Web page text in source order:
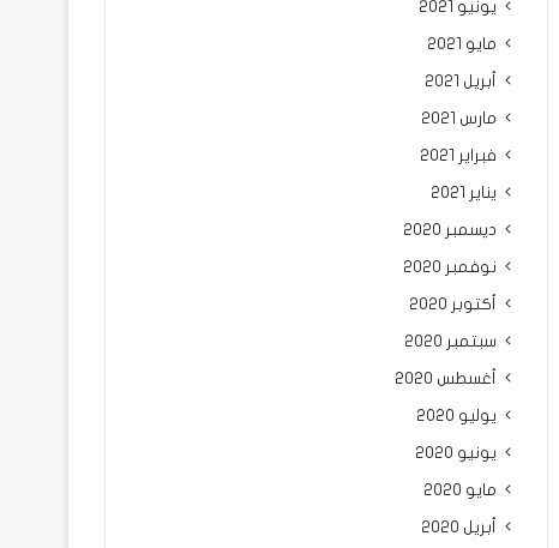
يونيو 2021
مايو 2021
أبريل 2021
مارس 2021
فبراير 2021
يناير 2021
ديسمبر 2020
نوفمبر 2020
أكتوبر 2020
سبتمبر 2020
أغسطس 2020
يوليو 2020
يونيو 2020
مايو 2020
أبريل 2020